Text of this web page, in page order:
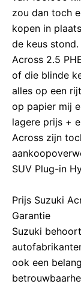
zou dan toch
kopen in
de keus
Across 2.5
of die blinde
alles op een
op papier mij
lagere prijs +
Across zijn
SUV Plug-in
Prijs Suzuki
Garantie
Suzuki
ook een